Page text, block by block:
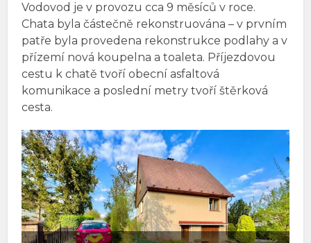
Vodovod je v provozu cca 9 měsíců v roce.
Chata byla částečně rekonstruována – v prvním
patře byla provedena rekonstrukce podlahy a v
přízemí nová koupelna a toaleta. Příjezdovou
cestu k chatě tvoří obecní asfaltová
komunikace a poslední metry tvoří štěrková
cesta.